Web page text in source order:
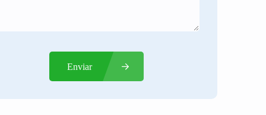
Enviar